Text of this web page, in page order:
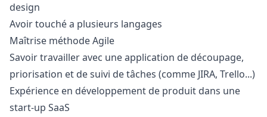
design
Avoir touché a plusieurs langages
Maîtrise méthode Agile
Savoir travailler avec une application de découpage,
priorisation et de suivi de tâches (comme JIRA, Trello...)
Expérience en développement de produit dans une
start-up SaaS